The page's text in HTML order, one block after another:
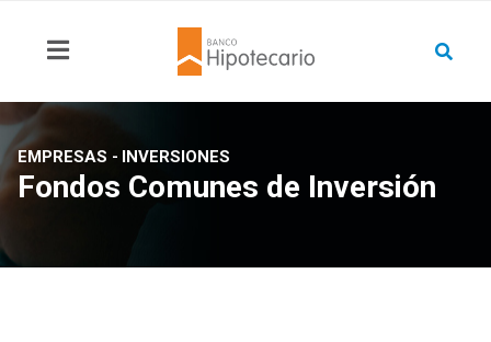
EMPRESAS - INVERSIONES
Fondos Comunes de Inversión